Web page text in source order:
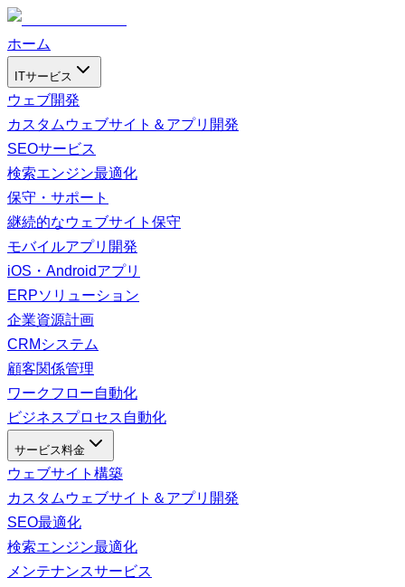
ホーム
ITサービス
ウェブ開発
カスタムウェブサイト＆アプリ開発
SEOサービス
検索エンジン最適化
保守・サポート
継続的なウェブサイト保守
モバイルアプリ開発
iOS・Androidアプリ
ERPソリューション
企業資源計画
CRMシステム
顧客関係管理
ワークフロー自動化
ビジネスプロセス自動化
サービス料金
ウェブサイト構築
カスタムウェブサイト＆アプリ開発
SEO最適化
検索エンジン最適化
メンテナンスサービス